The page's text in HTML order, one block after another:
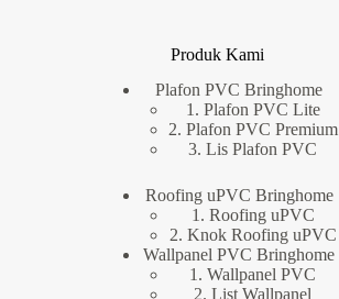
Produk Kami
Plafon PVC Bringhome
1. Plafon PVC Lite
2. Plafon PVC Premium
3. Lis Plafon PVC
Roofing uPVC Bringhome
1. Roofing uPVC
2. Knok Roofing uPVC
Wallpanel PVC Bringhome
1. Wallpanel PVC
2. List Wallpanel